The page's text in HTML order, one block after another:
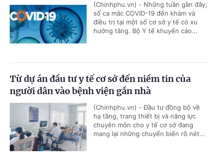
(Chinhphu.vn) - Những tuần gần đây,
số ca mắc COVID-19 đến khám và
điều trị tại một số cơ sở y tế có xu
hướng tăng. Bộ Y tế khuyến cáo...
Từ dự án đầu tư y tế cơ sở đến niềm tin của
người dân vào bệnh viện gần nhà
(Chinhphu.vn) - Đầu tư đồng bộ về
hạ tầng, trang thiết bị và năng lực
chuyên môn cho y tế cơ sở đang
mang lại những chuyển biến rõ nét...